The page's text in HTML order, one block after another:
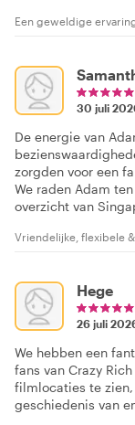
Een geweldige
30 juli
De energie van
zorgden voor een
We raden Adam
overzicht van
Vriendelijke, flexibele
Hege
26 juli
We hebben een
fans van Crazy
filmlocaties te
geschiedenis van